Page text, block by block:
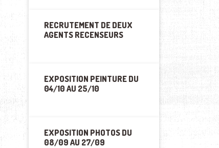
RECRUTEMENT DE DEUX
AGENTS RECENSEURS
EXPOSITION PEINTURE DU
04/10 AU 25/10
EXPOSITION PHOTOS DU
08/09 AU 27/09